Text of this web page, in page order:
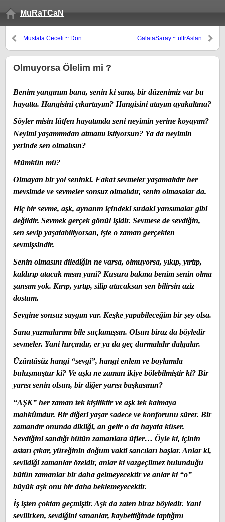
MuRaTCaN
Mustafa Ceceli ~ Dön GalataSaray ~ ultrAslan
Olmuyorsa Ölelim mi ?
Benim yangınım bana, senin ki sana, bir düzenimiz var bu
hayatta. Hangisini çıkartayım? Hangisini atayım ayakaltına?
Söyler misin lütfen hayatımda seni neyimin yerine koyayım?
Neyimi yaşamımdan atmamı istiyorsun? Ya da neyimin
yerinde sen olmalısın?
Mümkün mü?
Olmayan bir yol seninki. Fakat sevmeler yaşamalıdır her
mevsimde ve sevmeler sonsuz olmalıdır, senin olmasalar da.
Hiç bir sevme, aşk, aynanın içindeki sırdaki yansımalar gibi
değildir. Sevmek gerçek gönül işidir. Sevmese de sevdiğin,
sen sevip yaşatabiliyorsan, işte o zaman gerçekten
sevmişsindir.
Senin olmasını dilediğin ne varsa, olmuyorsa, yıkıp, yırtıp,
kaldırıp atacak mısın yani? Kusura bakma benim senin olma
şansım yok. Kırıp, yırtıp, silip atacaksan sen bilirsin aziz
dostum.
Sevgine sonsuz saygım var. Keşke yapabileceğim bir şey olsa.
Sana yazmalarımı bile suçlamışsın. Olsun biraz da böyledir
sevmeler. Yani hırçındır, er ya da geç durmalıdır dalgalar.
Üzüntüsüz hangi “sevgi”, hangi enlem ve boylamda
buluşmuştur ki? Ve aşkı ne zaman ikiye bölebilmiştir ki? Bir
yarısı senin olsun, bir diğer yarısı başkasının?
“AŞK” her zaman tek kişiliktir ve aşk tek kalmaya
mahkûmdur. Bir diğeri yaşar sadece ve konforunu sürer. Bir
zamandır onunda dikliği, an gelir o da hayata küser.
Sevdiğini sandığı bütün zamanlara üfler… Öyle ki, içinin
astarı çıkar, yüreğinin doğum vakti sancıları başlar. Anlar ki,
sevildiği zamanlar özeldir, anlar ki vazgeçilmez bulunduğu
bütün zamanlar bir daha gelmeyecektir ve anlar ki “o”
büyük aşk onu bir daha beklemeyecektir.
İş işten çoktan geçmiştir. Aşk da zaten biraz böyledir. Yani
sevilirken, sevdiğini sananlar, kaybettiğinde taptığını